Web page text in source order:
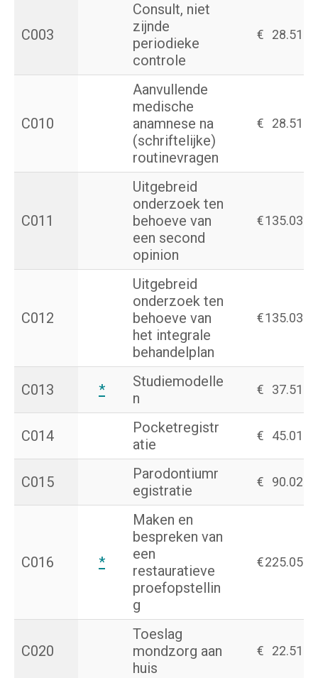
C003
Consult, niet
zijnde
periodieke
controle
€ 28.51
C010
Aanvullende
medische
anamnese na
(schriftelijke)
routinevragen
€ 28.51
C011
Uitgebreid
onderzoek ten
behoeve van
een second
opinion
€135.03
C012
Uitgebreid
onderzoek ten
behoeve van
het integrale
behandelplan
€135.03
C013 *
Studiemodelle
n
€ 37.51
C014
Pocketregistr
atie
€ 45.01
C015
Parodontiumr
egistratie
€ 90.02
C016 *
Maken en
bespreken van
een
restauratieve
proefopstellin
g
€225.05
C020
Toeslag
mondzorg aan
huis
€ 22.51